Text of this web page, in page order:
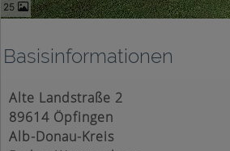
25
Basisinformationen
Alte Landstraße 2
89614 Öpfingen
Alb-Donau-Kreis